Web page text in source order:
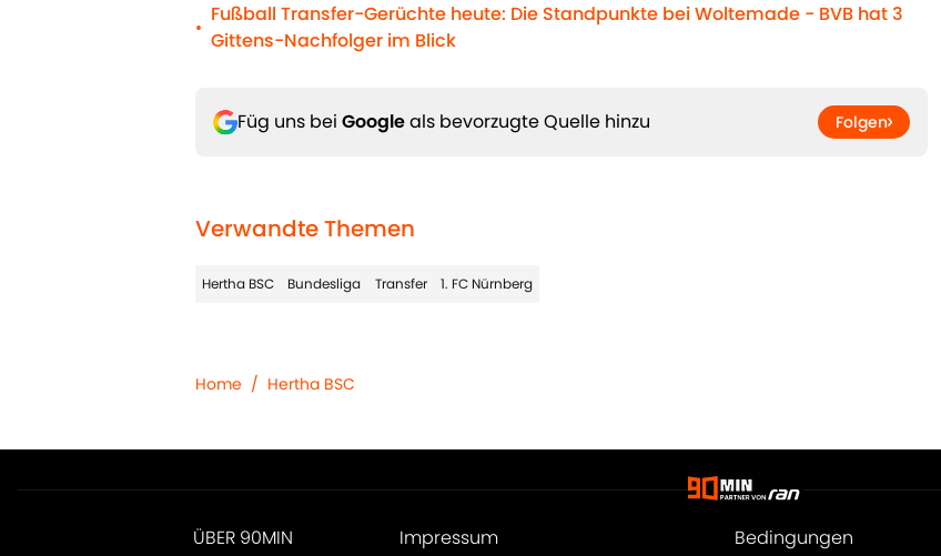
•
Fußball Transfer-Gerüchte heute: Die Standpunkte bei Woltemade - BVB hat 3
Gittens-Nachfolger im Blick
Füg uns bei Googleals bevorzugte Quelle hinzu Folgen
Verwandte Themen
Hertha BSC Bundesliga Transfer 1. FC Nürnberg
Home / Hertha BSC
ÜBER 90MIN Impressum Bedingungen